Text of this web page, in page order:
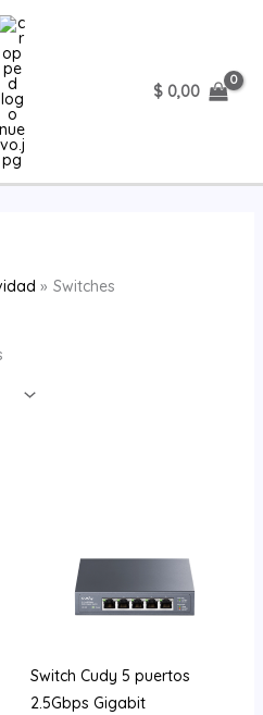
$ 0,00
Switches
por
popularidad
Switch Cudy 5 puertos
2.5Gbps Gigabit